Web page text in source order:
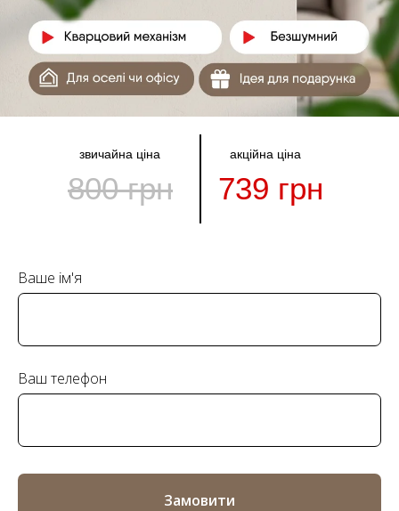
звичайна ціна
800 грн 739 грн
акційна ціна
Ваше ім'я
Ваш телефон
Замовити